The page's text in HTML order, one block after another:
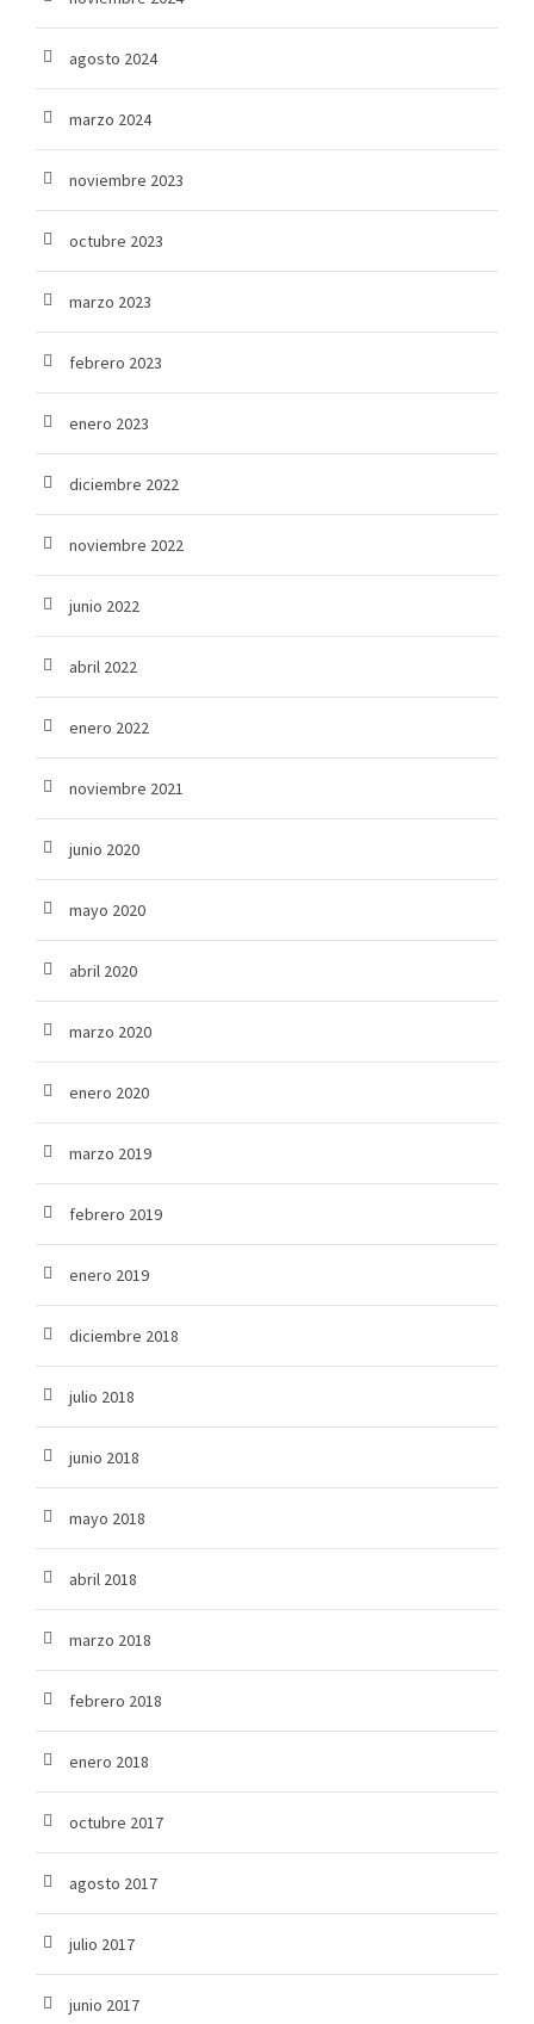
agosto 2024
marzo 2024
noviembre 2023
octubre 2023
marzo 2023
febrero 2023
enero 2023
diciembre 2022
noviembre 2022
junio 2022
abril 2022
enero 2022
noviembre 2021
junio 2020
mayo 2020
abril 2020
marzo 2020
enero 2020
marzo 2019
febrero 2019
enero 2019
diciembre 2018
julio 2018
junio 2018
mayo 2018
abril 2018
marzo 2018
febrero 2018
enero 2018
octubre 2017
agosto 2017
julio 2017
junio 2017